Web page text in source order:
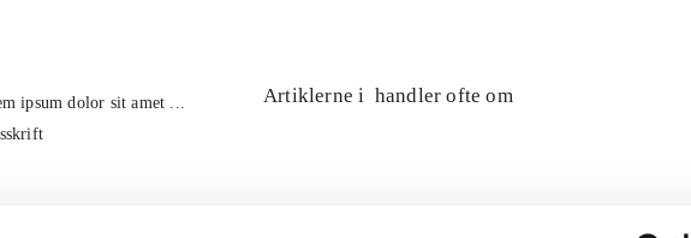
ipsum dolor sit amet ...
Artiklerne i handler ofte om